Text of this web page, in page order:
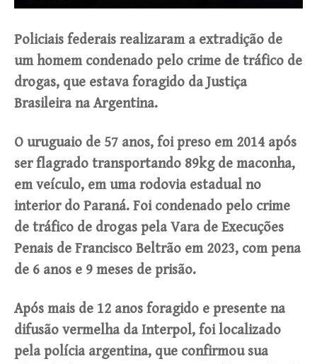
Policiais federais realizaram a extradição de
um homem condenado pelo crime de tráfico de
drogas, que estava foragido da Justiça
Brasileira na Argentina.
O uruguaio de 57 anos, foi preso em 2014 após
ser flagrado transportando 89kg de maconha,
em veículo, em uma rodovia estadual no
interior do Paraná. Foi condenado pelo crime
de tráfico de drogas pela Vara de Execuções
Penais de Francisco Beltrão em 2023, com pena
de 6 anos e 9 meses de prisão.
Após mais de 12 anos foragido e presente na
difusão vermelha da Interpol, foi localizado
pela polícia argentina, que confirmou sua